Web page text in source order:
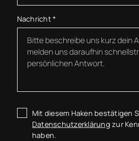
Nachricht*
Mit diesem Haken bestätigen
Datenschutzerklärung zur
haben.